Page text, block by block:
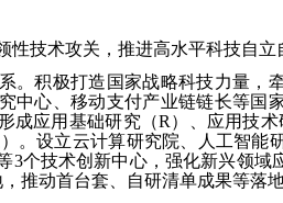
性技术攻关，推进高水平科技自立
。积极打造国家战略科技力量，
中心、移动支付产业链链长等国
成应用基础研究（R）、应用技
。设立云计算研究院、人工智能
3个技术创新中心，强化新兴领域
推动首台套、自研清单成果等落